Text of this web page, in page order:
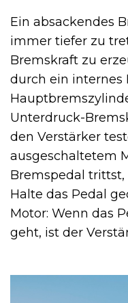
Ein absackendes
immer tiefer zu
Bremskraft zu
durch ein internes
Unterdruck-
den Verstärker
ausgeschaltetem
Bremspedal trittst,
Halte das Pedal
Motor: Wenn das
geht, ist der